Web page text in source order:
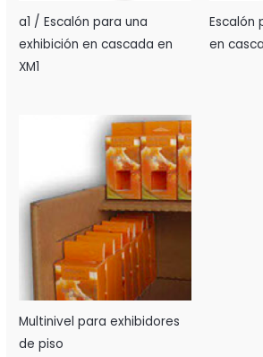
a1 / Escalón para una
exhibición en cascada en
XM1
Escalón
en
Multinivel para exhibidores
de piso